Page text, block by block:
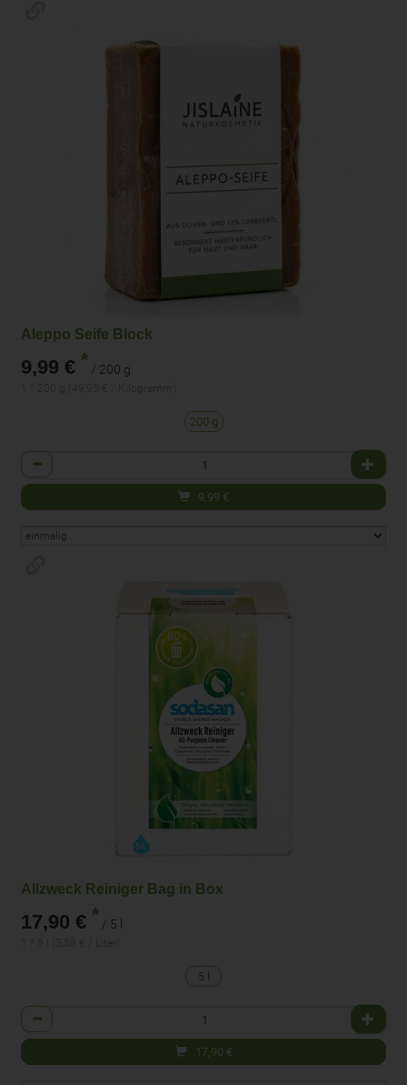
Aleppo Seife Block
9,99 € * / 200 g
200 g
Anzahl
9,99 €
Allzweck Reiniger Bag in Box
17,90 € * / 5 l
5 l
Anzahl
17,90 €